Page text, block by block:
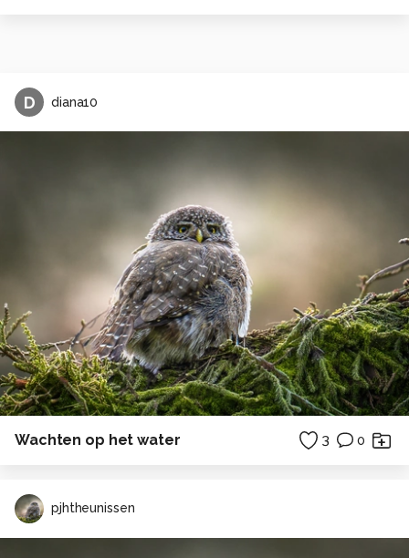
D diana10
Wachten op het water 3 0
pjhtheunissen